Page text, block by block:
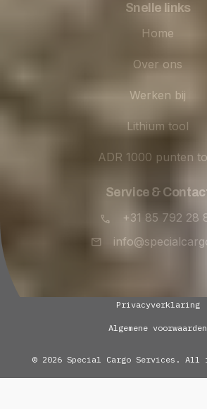
Snelle links
Home
Over ons
Werken bij
Lithium tool
ADR 1000 punten
Service &
+31 85 792 28
Privacyverklaring
Algemene voorwaarden
© 2026 Special Cargo Services. All